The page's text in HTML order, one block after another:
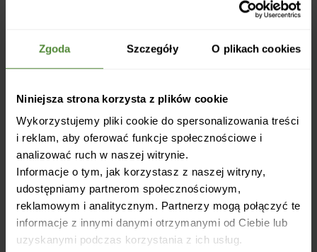
Zgoda Szczegóły O plikach cookies
Niniejsza strona korzysta z plików cookie
Wykorzystujemy pliki cookie do spersonalizowania treści
i reklam, aby oferować funkcje społecznościowe i
analizować ruch w naszej witrynie.
Informacje o tym, jak korzystasz z naszej witryny,
udostępniamy partnerom społecznościowym,
reklamowym i analitycznym. Partnerzy mogą połączyć te
informacje z innymi danymi otrzymanymi od Ciebie lub
uzyskanymi podczas korzystania z ich usług.